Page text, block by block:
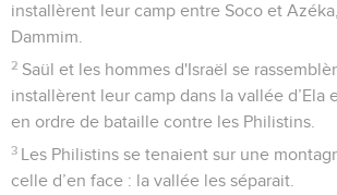
installèrent leur camp entre Soco et
Dammim.
2 Saül et les hommes d'Israël se
installèrent leur camp dans la vallée d’Ela
en ordre de bataille contre les Philistins.
3 Les Philistins se tenaient sur une
celle d’en face : la vallée les séparait.